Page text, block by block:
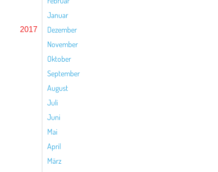
Januar
2017
Dezember
November
Oktober
September
August
Juli
Juni
Mai
April
März